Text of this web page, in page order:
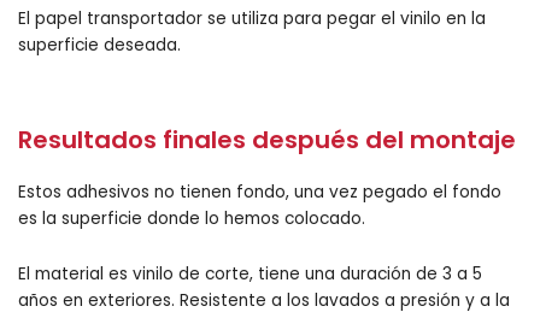
El papel transportador se utiliza para pegar el vinilo en la
superficie deseada.
Resultados finales después del montaje
Estos adhesivos no tienen fondo, una vez pegado el fondo
es la superficie donde lo hemos colocado.
El material es vinilo de corte, tiene una duración de 3 a 5
años en exteriores. Resistente a los lavados a presión y a la